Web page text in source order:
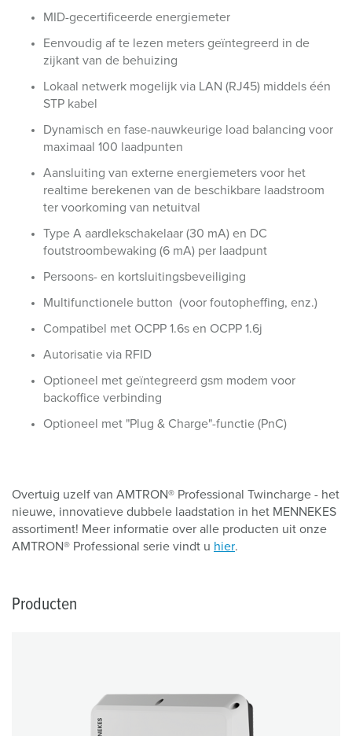
MID-gecertificeerde energiemeter
Eenvoudig af te lezen meters geïntegreerd in de
zijkant van de behuizing
Lokaal netwerk mogelijk via LAN (RJ45) middels één
STP kabel
Dynamisch en fase-nauwkeurige load balancing voor
maximaal 100 laadpunten
Aansluiting van externe energiemeters voor het
realtime berekenen van de beschikbare laadstroom
ter voorkoming van netuitval
Type A aardlekschakelaar (30 mA) en DC
foutstroombewaking (6 mA) per laadpunt
Persoons- en kortsluitingsbeveiliging
Multifunctionele button (voor foutopheffing, enz.)
Compatibel met OCPP 1.6s en OCPP 1.6j
Autorisatie via RFID
Optioneel met geïntegreerd gsm modem voor
backoffice verbinding
Optioneel met "Plug & Charge"-functie (PnC)
Overtuig uzelf van AMTRON® Professional Twincharge - het
nieuwe, innovatieve dubbele laadstation in het MENNEKES
assortiment! Meer informatie over alle producten uit onze
AMTRON® Professional serie vindt u hier.
Producten